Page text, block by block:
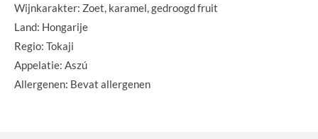
Wijnkarakter: Zoet, karamel, gedroogd fruit
Land: Hongarije
Regio: Tokaji
Appelatie: Aszú
Allergenen: Bevat allergenen